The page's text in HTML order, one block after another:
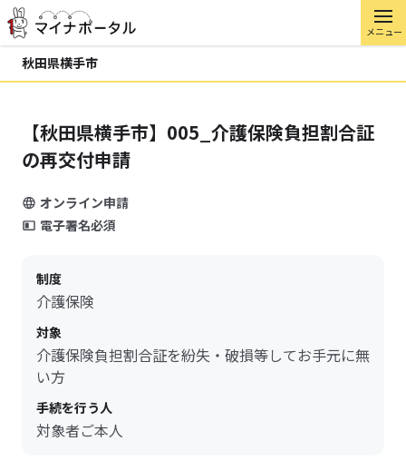
メニュー
秋田県横手市
【秋田県横手市】005_介護保険負担割合証
の再交付申請
オンライン申請
電子署名必須
制度
介護保険
対象
介護保険負担割合証を紛失・破損等してお手元に無
い方
手続を行う人
対象者ご本人